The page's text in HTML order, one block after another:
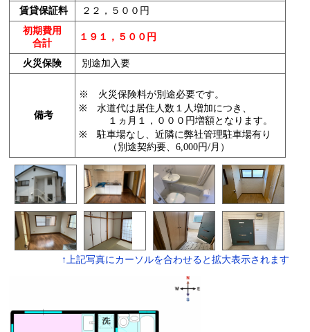
賃貸保証料
２２，５００円
初期費用
合計
１９１，５００円
火災保険 別途加入要
備考
※ 火災保険料が別途必要です。
※ 水道代は居住人数１人増加につき、
１ヵ月１，０００円増額となります。
※ 駐車場なし、近隣に弊社管理駐車場有り
（別途契約要、6,000円/月）
↑上記写真にカーソルを合わせると拡大表示されます